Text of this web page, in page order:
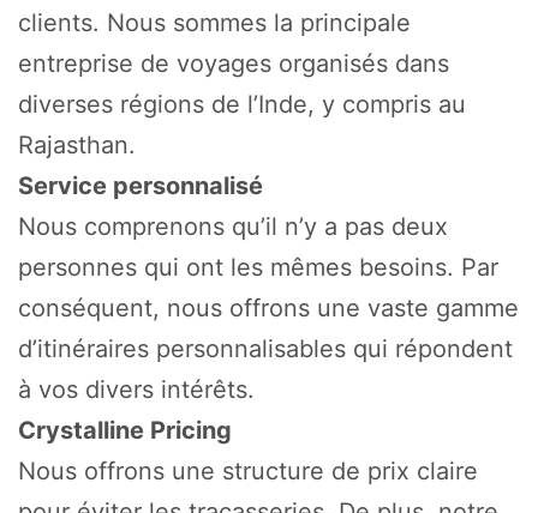
clients. Nous sommes la principale
entreprise de voyages organisés dans
diverses régions de l’Inde, y compris au
Rajasthan.
Service personnalisé
Nous comprenons qu’il n’y a pas deux
personnes qui ont les mêmes besoins. Par
conséquent, nous offrons une vaste gamme
d’itinéraires personnalisables qui répondent
à vos divers intérêts.
Crystalline Pricing
Nous offrons une structure de prix claire